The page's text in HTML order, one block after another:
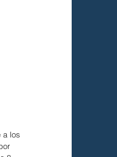
a los